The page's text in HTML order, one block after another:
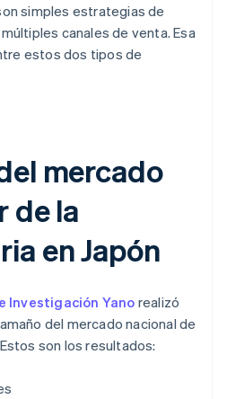
simples estrategias de
canales de venta. Esa
estos dos tipos de
mercado
de la
en Japón
Investigación Yano realizó
del mercado nacional de
son los resultados: